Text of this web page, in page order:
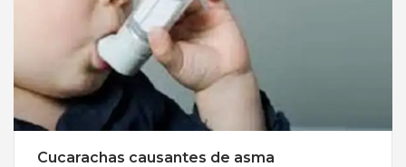
Cucarachas causantes de asma